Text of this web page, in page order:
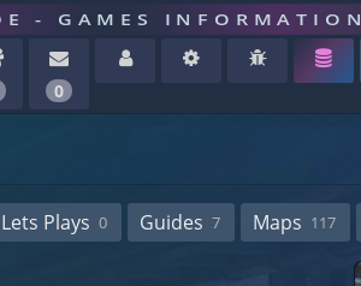
- GAMES INFORMATION
0
Lets Plays 0 Guides 7 Maps 117